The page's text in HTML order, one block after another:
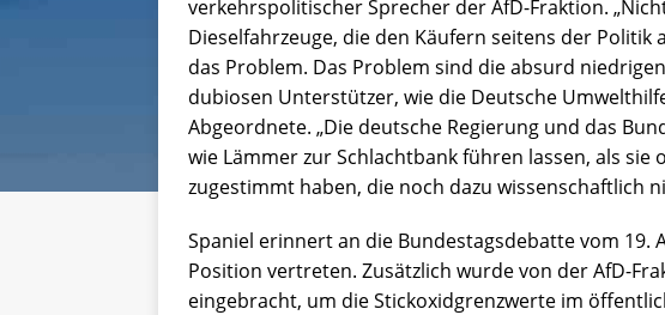
verkehrspolitischer Sprecher der AfD-Fraktion.
Dieselfahrzeuge, die den Käufern seitens der
das Problem. Das Problem sind die absurd
dubiosen Unterstützer, wie die Deutsche
Abgeordnete. „Die deutsche Regierung und das
wie Lämmer zur Schlachtbank führen lassen, als sie
zugestimmt haben, die noch dazu wissenschaftlich
Spaniel erinnert an die Bundestagsdebatte vom 19.
Position vertreten. Zusätzlich wurde von der AfD-
eingebracht, um die Stickoxidgrenzwerte im